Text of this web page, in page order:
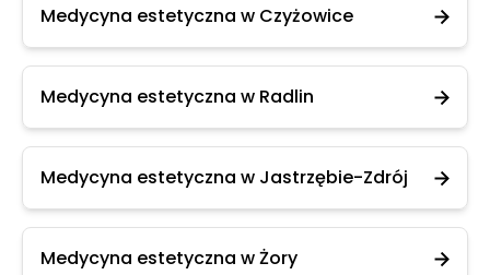
Medycyna estetyczna w Czyżowice
Medycyna estetyczna w Radlin
Medycyna estetyczna w Jastrzębie-Zdrój
Medycyna estetyczna w Żory